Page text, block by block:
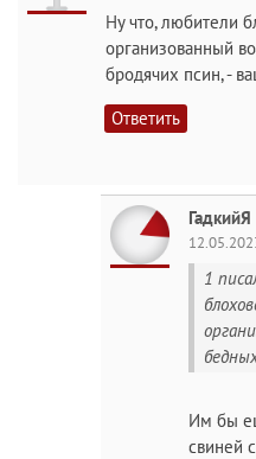
Ну что, любители
организованный
бродячих псин, -
Ответить
ГадкийЯ
1
Им бы
свиней